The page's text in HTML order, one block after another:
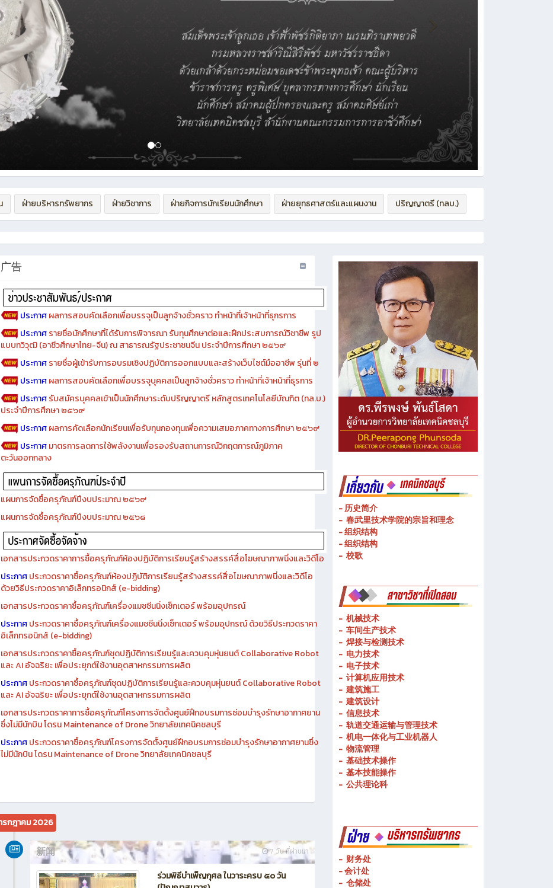
广告
ประกาศผลการสอบคัดเลือกเพื่อบรรจุเป็นลูกจ้างชั่วคราว ทำหน้าที่เจ้าหน้าที่ธุกรการ
ประกาศรายชื่อนักศึกษาที่ได้รับการพิจารณา รับทุนศึกษาต่อและฝึกประสบการณ์วิชาชีพ รูป
แบบทวิวุฒิ (อาชีวศึกษาไทย-จีน) ณ สาธารณรัฐประชาชนจีน ประจำปีการศึกษา ๒๕๖๙
ประกาศรายชื่อผู้เข้ารับการอบรมเชิงปฏิบัติการออกแบบและสร้างเว็บไซต์มืออาชีพ รุ่นที่ ๒
ประกาศผลการสอบคัดเลือกเพื่อบรรจุบุคคลเป็นลูกจ้างชั่วคราว ทำหน้าที่เจ้าหน้าที่ธุรการ
ประกาศรับสมัครบุคคลเข้าเป็นนักศึกษาระดับปริญญาตรี หลักสูตรเทคโนโลยีบัณฑิต (ทล.บ.)
ประจำปีการศึกษา ๒๕๖๙
ประกาศผลการคัดเลือกนักเรียนเพื่อรับทุนกองทุนเพื่อความเสมอภาคทางการศึกษา ๒๕๖๙
ประกาศมาตรการลดการใช้พลังงานเพื่อรองรับสถานการณ์วิกฤตการณ์ภูมิภาค
ตะวันออกกลาง
แผนการจัดซื้อครุภัณฑ์ปีงบประมาณ ๒๕๖๙
แผนการจัดซื้อครุภัณฑ์ปีงบประมาณ ๒๕๖๘
เอกสารประกวดราคาการซื้อครุภัณฑ์ห้องปฏิบัติการเรียนรู้สร้างสรรค์สื่อโฆษณาภาพนิ่งและวิดีโอ
ประกาศประกวดราคาซื้อครุภัณฑ์ห้องปฏิบัติการเรียนรู้สร้างสรรค์สื่อโฆษณาภาพนิ่งและวิดีโอ
ด้วยวิธีประกวดราคาอิเล็กทรอนิกส์ (e-bidding)
เอกสารประกวดราคาซื้อครุภัณฑ์เครื่องแมชชีนนิ่งเซ็กเตอร์ พร้อมอุปกรณ์
ประกาศประกวดราคาซื้อครุภัณฑ์เครื่องแมชชีนนิ่งเซ็กเตอร์ พร้อมอุปกรณ์ ด้วยวิธีประกวดราคา
อิเล็กทรอนิกส์ (e-bidding)
เอกสารประกวดราคาซื้อครุภัณฑ์ชุดปฏิบัติการเรียนรู้และควบคุมหุ่นยนต์ Collaborative Robot
และ AI อัจฉริยะ เพื่อประยุกต์ใช้งานอุตสาหกรรมการผลิต
ประกาศประกวดราคาซื้อครุภัณฑ์ชุดปฏิบัติการเรียนรู้และควบคุมหุ่นยนต์ Collaborative Robot
และ AI อัจฉริยะ เพื่อประยุกต์ใช้งานอุตสาหกรรมการผลิต
เอกสารประกวดราคาการซื้อครุภัณฑ์โครงการจัดตั้งศูนย์ฝึกอบรมการซ่อมบำรุงรักษาอากาศยาน
ไม่มีนักบิน โดรน Maintenance of Drone วิทยาลัยเทคนิคชลบุรี
กรกฎาคม 2026
- 历史简介
- 组织结构
- 校歌
- 机械技术
- 车间生产技术
-焊接与检测技术
-电力技术
- 电子技术
- 计算机应用技术
- 建筑施工
- 建筑设计
- 信息技术
- 轨道交通运输与管理技术
- 机电一体化与工业机器人
-公共理论科